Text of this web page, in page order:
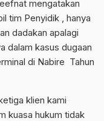
mengatakan
tim Penyidik , hanya
dadakan apalagi
dalam kasus dugaan
di Nabire Tahun
klien kami
kuasa hukum tidak